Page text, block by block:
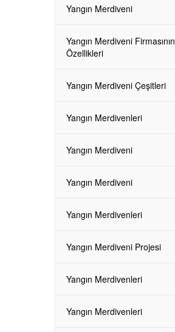
Yangın Merdiveni
Yangın Merdiveni Firmasının
Özellikleri
Yangın Merdiveni Çeşitleri
Yangın Merdivenleri
Yangın Merdiveni
Yangın Merdiveni
Yangın Merdivenleri
Yangın Merdiveni Projesi
Yangın Merdivenleri
Yangın Merdivenleri